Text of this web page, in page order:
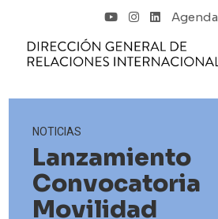
Agenda
NOTICIAS
Lanzamiento
Convocatoria
Movilidad